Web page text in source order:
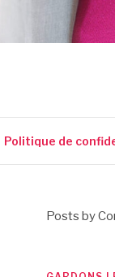
Politique de
Posts by